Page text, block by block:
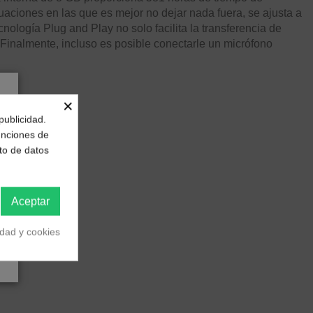
en las que es mejor no dejar nada fuera, se ajusta a
Plug and Play no solo facilita la transferencia de
incluso es posible conectarle un micrófono
×
de
de datos
Aceptar
y cookies